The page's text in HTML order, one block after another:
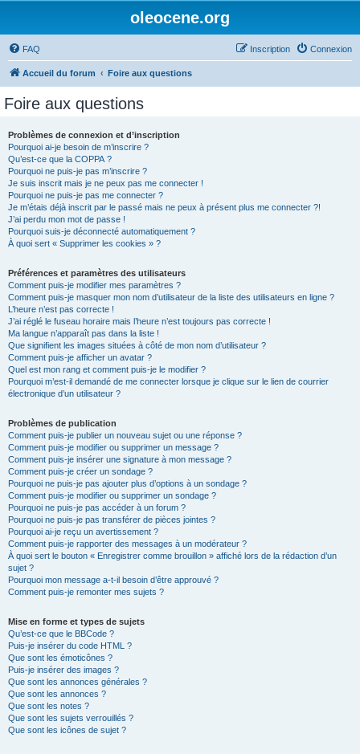
oleocene.org
FAQ Connexion
Inscription
Accueil du forum Foire aux questions
Foire aux questions
Problèmes de connexion et d’inscription
Pourquoi ai-je besoin de m’inscrire ?
Qu’est-ce que la COPPA ?
Pourquoi ne puis-je pas m’inscrire ?
Je suis inscrit mais je ne peux pas me connecter !
Pourquoi ne puis-je pas me connecter ?
Je m’étais déjà inscrit par le passé mais ne peux à présent plus me connecter ?!
J’ai perdu mon mot de passe !
Pourquoi suis-je déconnecté automatiquement ?
À quoi sert « Supprimer les cookies » ?
Préférences et paramètres des utilisateurs
Comment puis-je modifier mes paramètres ?
Comment puis-je masquer mon nom d’utilisateur de la liste des utilisateurs en ligne ?
L’heure n’est pas correcte !
J’ai réglé le fuseau horaire mais l’heure n’est toujours pas correcte !
Ma langue n’apparaît pas dans la liste !
Que signifient les images situées à côté de mon nom d’utilisateur ?
Comment puis-je afficher un avatar ?
Quel est mon rang et comment puis-je le modifier ?
Pourquoi m’est-il demandé de me connecter lorsque je clique sur le lien de courrier
électronique d’un utilisateur ?
Problèmes de publication
Comment puis-je publier un nouveau sujet ou une réponse ?
Comment puis-je modifier ou supprimer un message ?
Comment puis-je insérer une signature à mon message ?
Comment puis-je créer un sondage ?
Pourquoi ne puis-je pas ajouter plus d’options à un sondage ?
Comment puis-je modifier ou supprimer un sondage ?
Pourquoi ne puis-je pas accéder à un forum ?
Pourquoi ne puis-je pas transférer de pièces jointes ?
Pourquoi ai-je reçu un avertissement ?
Comment puis-je rapporter des messages à un modérateur ?
À quoi sert le bouton « Enregistrer comme brouillon » affiché lors de la rédaction d’un
sujet ?
Pourquoi mon message a-t-il besoin d’être approuvé ?
Comment puis-je remonter mes sujets ?
Mise en forme et types de sujets
Qu’est-ce que le BBCode ?
Puis-je insérer du code HTML ?
Que sont les émoticônes ?
Puis-je insérer des images ?
Que sont les annonces générales ?
Que sont les annonces ?
Que sont les notes ?
Que sont les sujets verrouillés ?
Que sont les icônes de sujet ?